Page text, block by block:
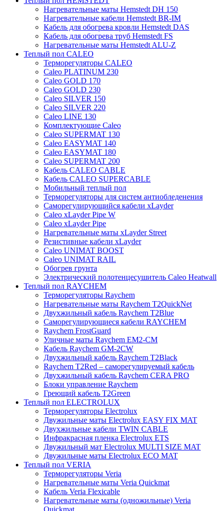
Нагревательные маты Hemstedt DH 150
Нагревательные кабели Hemstedt BR-IM
Кабель для обогрева кровли Hemstedt DAS
Кабель для обогрева труб Hemstedt FS
Нагревательные маты Hemstedt ALU-Z
Теплый пол CALEO
Терморегуляторы CALEO
Caleo PLATINUM 230
Caleo GOLD 170
Caleo GOLD 230
Caleo SILVER 150
Caleo SILVER 220
Caleo LINE 130
Комплектующие Caleo
Caleo SUPERMAT 130
Caleo EASYMAT 140
Caleo EASYMAT 180
Caleo SUPERMAT 200
Кабель CALEO CABLE
Кабель CALEO SUPERCABLE
Мобильный теплый пол
Терморегуляторы для систем антиобледенения
Саморегулирующийся кабели xLayder
Caleo xLayder Pipe W
Caleo xLayder Pipe
Нагревательные маты xLayder Street
Резистивные кабели xLayder
Caleo UNIMAT BOOST
Caleo UNIMAT RAIL
Обогрев грунта
Электрический полотенцесушитель Caleo Heatwall
Теплый пол RAYCHEM
Терморегуляторы Raychem
Нагревательные маты Raychem T2QuickNet
Двухжильный кабель Raychem T2Blue
Саморегулирующиеся кабели RAYCHEM
Raychem FrostGuard
Уличные маты Raychem EM2-CM
Кабель Raychem GM-2CW
Двухжильный кабель Raychem T2Black
Raychem T2Red – саморегулируемый кабель
Двухжильный кабель Raychem CERA PRO
Блоки управление Raychem
Греющий кабель T2Green
Теплый пол ELECTROLUX
Терморегуляторы Electrolux
Двужильные маты Electrolux EASY FIX MAT
Двухжильные кабели TWIN CABLE
Инфракрасная пленка Electrolux ETS
Двужильный мат Electrolux MULTI SIZE MAT
Двужильные маты Electrolux ECO MAT
Теплый пол VERIA
Терморегуляторы Veria
Нагревательные маты Veria Quickmat
Кабель Veria Flexicable
Нагревательные маты (одножильные) Veria
Quickmat